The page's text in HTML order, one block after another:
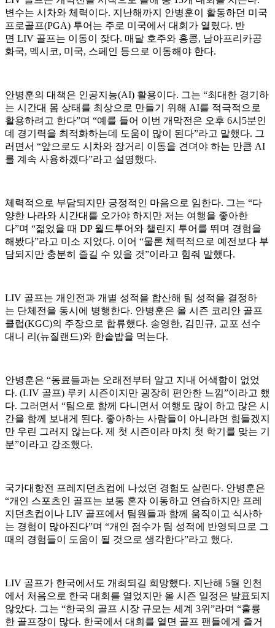
변수는 시차와 체력이다. 지난해까지 안병훈이 활동하던 미국
프로골프(PGA) 투어는 주로 미국에서 대회가 열렸다. 반
면 LIV 골프는 이동이 잦다. 매달 호주와 홍콩, 남아프리카공
화국, 멕시코, 미국, 스페인 등으로 이동해야 한다.
안병훈의 대책은 인공지능(AI) 활용이다. 그는 “최대한 경기하
는 시간대 몸 상태를 최상으로 만들기 위해 AI를 적극적으로
활용하려고 한다”며 “예를 들어 이번 개막전은 오후 6시5분인
데 경기력을 최적화하는데 도움이 많이 된다”라고 말했다. 그
러면서 “앞으로도 시차와 장거리 이동을 견뎌야 하는 만큼 AI
를 계속 사용하겠다”라고 설명했다.
체력적으로 부담되지만 긍정적인 마음으로 임한다. 그는 “다
양한 나라와 시간대를 오가야 하지만 저는 여행을 좋아한
다”며 “젊었을 때 DP 월드투어와 챌린지 투어를 뛰며 경험을
해봤다”라고 미소 지었다. 이어 “물론 체력적으로 예전보다 부
담되지만 충분히 즐길 수 있을 것”이라고 힘줘 말했다.
LIV 골프는 개인전과 개별 성적을 합산해 팀 성적을 결정하
는 단체전을 동시에 병행한다. 안병훈은 올 시즌 코리안 골프
클럽(KGC)의 주장으로 합류했다. 송영한, 김민규, 교포 선수
대니 리(뉴질랜드)와 한솥밥을 먹는다.
안병훈은 “동료들과는 오래전부터 알고 지내 어색함이 없었
다. (LIV 골프) 루키 시즌이지만 굉장히 편안한 느낌”이라고 했
다. 그러면서 “팀으로 함께 다니면서 여행도 많이 하고 많은 시
간을 함께 보내게 된다. 좋아하는 사람들이 아니라면 힘들겠지
만 우린 그러지 않는다. 제 첫 시즌이라 마치 첫 학기를 맞는 기
분”이라고 강조했다.
국가대항전 프레지던츠컵에 나섰던 경험도 살린다. 안병훈은
“개인 스포츠인 골프는 보통 혼자 이동하고 연습하지만 프레
지던츠컵이나 LIV 골프에서 팀원들과 함께 움직이고 식사하
는 경험이 많아진다”며 “개인 점수가 팀 성적에 반영되므로 그
때의 경험들이 도움이 될 것으로 생각한다”라고 했다.
LIV 골프가 한국에서도 개최되길 희망했다. 지난해 5월 인천
에서 처음으로 한국 대회를 열었지만 올 시즌 일정은 발표되지
않았다. 그는 “한국의 골프 시장 규모는 세계 3위”라며 “훌륭
한 골프장이 많다. 한국에서 대회를 열면 골프 팬들에게 즐거